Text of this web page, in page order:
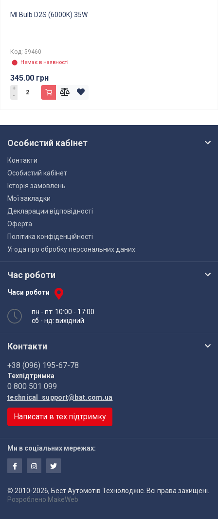
MI Bulb D2S (6000K) 35W
Код: 59460
⬤ Немає в наявності
345.00 грн
+
-
Особистий кабінет
Контакти
Особистий кабінет
Історія замовлень
Мої закладки
Декларации відповідності
Оферта
Політика конфіденційності
Угода про обробку персональних даних
Час роботи
Часи роботи
пн - пт: 10:00 - 17:00
сб - нд: вихідний
Контакти
+38 (096) 195-67-78
Техпідтримка
0 800 501 099
technical_support@bat.com.ua
Написати в тех.підтримку
Ми в соціальних мережах:
© 2010-2026, Бест Аутомотів Технолоджіс. Всі права захищені.
Розроблено MakeWeb